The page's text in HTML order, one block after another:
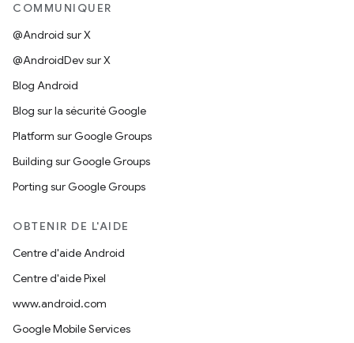
COMMUNIQUER
@Android sur X
@AndroidDev sur X
Blog Android
Blog sur la sécurité Google
Platform sur Google Groups
Building sur Google Groups
Porting sur Google Groups
OBTENIR DE L'AIDE
Centre d'aide Android
Centre d'aide Pixel
www.android.com
Google Mobile Services